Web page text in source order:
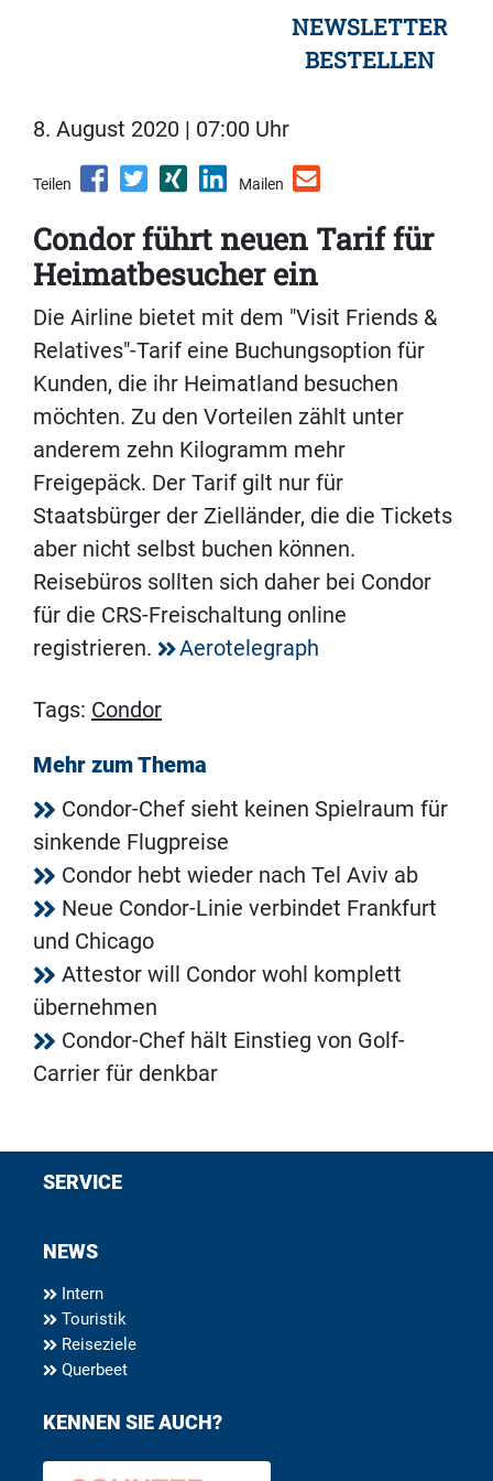
NEWSLETTER
BESTELLEN
8. August 2020 | 07:00 Uhr
Teilen Mailen
Condor führt neuen Tarif für
Heimatbesucher ein
Die Airline bietet mit dem "Visit Friends &
Relatives"-Tarif eine Buchungsoption für
Kunden, die ihr Heimatland besuchen
möchten. Zu den Vorteilen zählt unter
anderem zehn Kilogramm mehr
Freigepäck. Der Tarif gilt nur für
Staatsbürger der Zielländer, die die Tickets
aber nicht selbst buchen können.
Reisebüros sollten sich daher bei Condor
für die CRS-Freischaltung online
registrieren.
Aerotelegraph
Tags: Condor
Mehr zum Thema
Condor-Chef sieht keinen Spielraum für
sinkende Flugpreise
Condor hebt wieder nach Tel Aviv ab
Neue Condor-Linie verbindet Frankfurt
und Chicago
Attestor will Condor wohl komplett
übernehmen
Condor-Chef hält Einstieg von Golf-
Carrier für denkbar
SERVICE
NEWS
Intern
Touristik
Reiseziele
Querbeet
KENNEN SIE AUCH?